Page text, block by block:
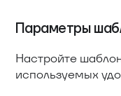
Параметры
Настройте
используемых